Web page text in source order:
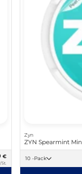
€
Zyn
ZYN Spearmint
10 -Pack